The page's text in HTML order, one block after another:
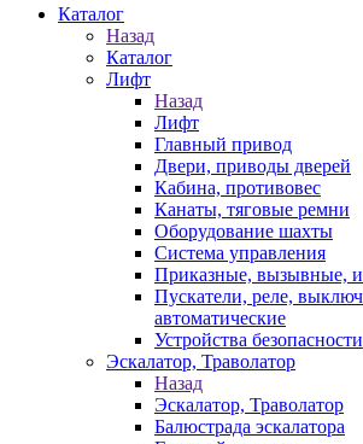
Каталог
Назад
Каталог
Лифт
Назад
Лифт
Главный привод
Двери, приводы дверей
Кабина, противовес
Канаты, тяговые ремни
Оборудование шахты
Система управления
Приказные, вызывные,
Пускатели, реле,
автоматические
Устройства безопасности
Эскалатор, Траволатор
Назад
Эскалатор, Траволатор
Балюстрада эскалатора